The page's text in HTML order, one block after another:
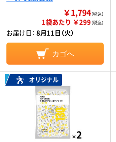
￥1,794（税込）
1袋あたり ￥299（税込）
お届け日： 8月11日（火）
カゴへ
オリジナル